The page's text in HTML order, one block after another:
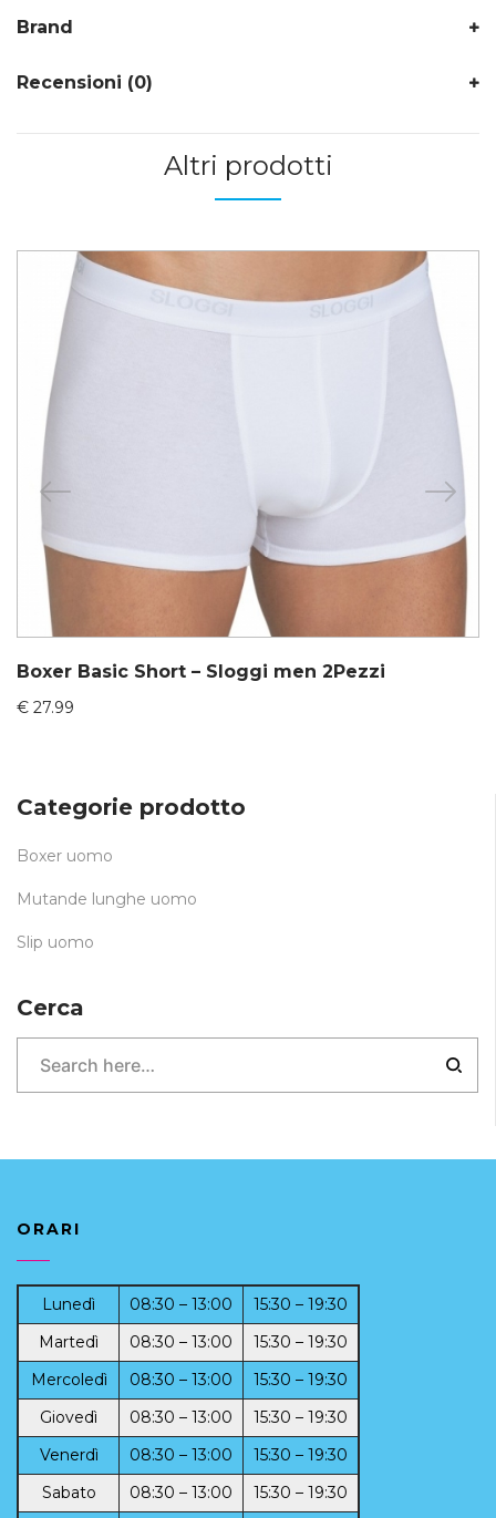
Brand
Recensioni (0)
Altri prodotti
Boxer Basic Short – Sloggi men 2Pezzi
€ 27.99
Categorie prodotto
Boxer uomo
Mutande lunghe uomo
Slip uomo
Cerca
ORARI
Lunedì 08:30 – 13:00
15:30 – 19:30
Martedì
08:30 – 13:00
15:30 – 19:30
Mercoledì
08:30 – 13:00
15:30 – 19:30
Giovedì
08:30 – 13:00
15:30 – 19:30
Venerdì
08:30 – 13:00
15:30 – 19:30
Sabato
08:30 – 13:00
15:30 – 19:30